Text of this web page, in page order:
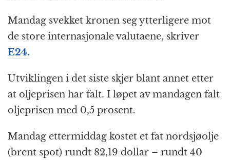
Mandag svekket kronen seg ytterligere mot
de store internasjonale valutaene, skriver
E24.
Utviklingen i det siste skjer blant annet etter
at oljeprisen har falt. I løpet av mandagen falt
oljeprisen med 0,5 prosent.
Mandag ettermiddag kostet et fat nordsjøolje
(brent spot) rundt 82,19 dollar – rundt 40